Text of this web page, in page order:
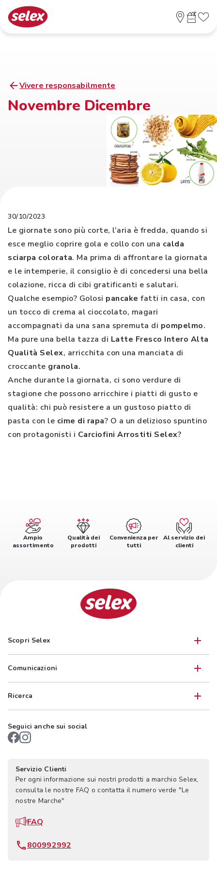
Vivere responsabilmente
Novembre Dicembre
30/10/2023
Le giornate sono più corte, l’aria è fredda, quando si
esce meglio coprire gola e collo con una calda
sciarpa colorata. Ma prima di affrontare la giornata
e le intemperie, il consiglio è di concedersi una bella
colazione, ricca di cibi gratificanti e salutari.
Qualche esempio? Golosi pancake fatti in casa, con
un tocco di crema al cioccolato, magari
accompagnati da una sana spremuta di pompelmo.
Ma pure una bella tazza di Latte Fresco Intero Alta
Qualità Selex, arricchita con una manciata di
croccante granola.
Anche durante la giornata, ci sono verdure di
stagione che possono arricchire i piatti di gusto e
qualità: chi può resistere a un gustoso piatto di
pasta con le cime di rapa? O a un delizioso spuntino
con protagonisti i Carciofini Arrostiti Selex?
Ampio
assortimento
Qualità dei
prodotti
Convenienza per
tutti
Al servizio dei
clienti
Scopri Selex
Comunicazioni
Ricerca
Seguici anche sui social
Servizio Clienti
Per ogni informazione sui nostri prodotti a marchio Selex,
consulta le nostre FAQ o contatta il numero verde "Le
nostre Marche"
FAQ
800992992